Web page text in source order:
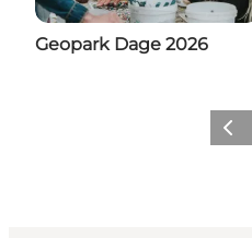
Geopark Dage 2026